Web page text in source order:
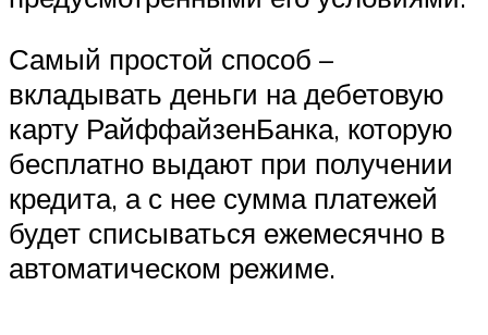
Самый простой способ –
вкладывать деньги на дебетовую
карту РайффайзенБанка, которую
бесплатно выдают при получении
кредита, а с нее сумма платежей
будет списываться ежемесячно в
автоматическом режиме.